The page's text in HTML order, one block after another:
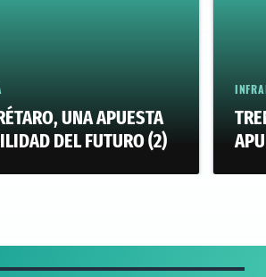
UNA APUESTA
DEL FUTURO (2)